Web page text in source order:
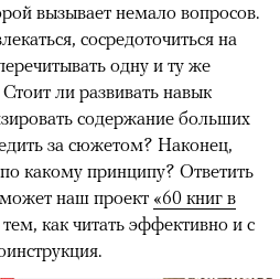
вызывает немало вопросов.
сосредоточиться на
одну и ту же
ли развивать навык
содержание больших
за сюжетом? Наконец,
какому принципу? Ответить
наш проект «60 книг в
тем, как читать эффективно и с